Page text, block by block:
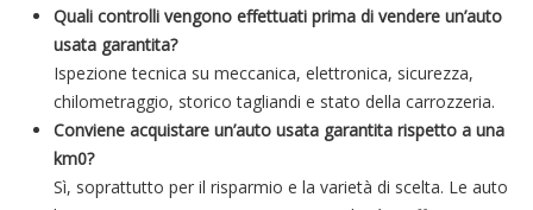
Quali controlli vengono effettuati prima di vendere un’auto
usata garantita?
Ispezione tecnica su meccanica, elettronica, sicurezza,
chilometraggio, storico tagliandi e stato della carrozzeria.
Conviene acquistare un’auto usata garantita rispetto a una
km0?
Sì, soprattutto per il risparmio e la varietà di scelta. Le auto